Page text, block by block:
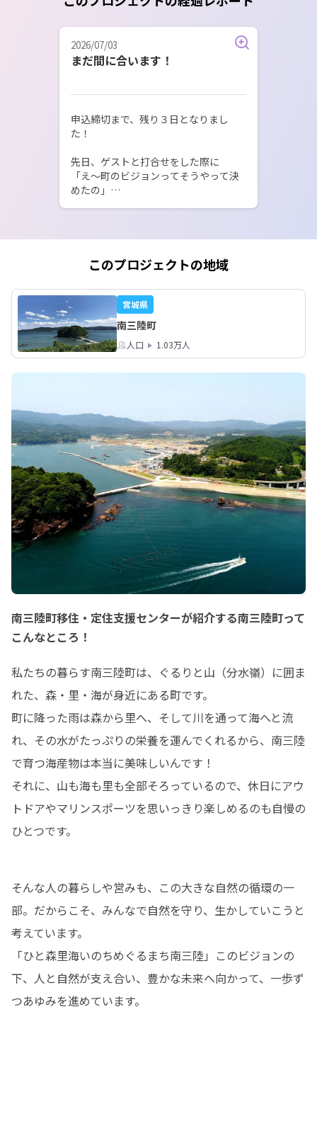
2026/07/03
まだ間に合います！
申込締切まで、残り３日となりまし
た！
先日、ゲストと打合せをした際に
「え～町のビジョンってそうやって決
めたの」
移住を考えてない方も、とりあえずで
大丈夫なので、ぜひ聞いてみてもらえ
ると嬉しいです。
※申し込みまだ間に合いますよ～♪
→https://forms.gle/QtnseFKy9xGtyiX
このプロジェクトの地域
宮城県
南三陸町
人口 1.03万人
南三陸町移住・定住支援センターが紹介する南三陸町って
こんなところ！
私たちの暮らす南三陸町は、ぐるりと山（分水嶺）に囲ま
れた、森・里・海が身近にある町です。
町に降った雨は森から里へ、そして川を通って海へと流
れ、その水がたっぷりの栄養を運んでくれるから、南三陸
で育つ海産物は本当に美味しいんです！
それに、山も海も里も全部そろっているので、休日にアウ
トドアやマリンスポーツを思いっきり楽しめるのも自慢の
ひとつです。
そんな人の暮らしや営みも、この大きな自然の循環の一
部。だからこそ、みんなで自然を守り、生かしていこうと
考えています。
「ひと森里海いのちめぐるまち南三陸」このビジョンの
下、人と自然が支え合い、豊かな未来へ向かって、一歩ず
つあゆみを進めています。